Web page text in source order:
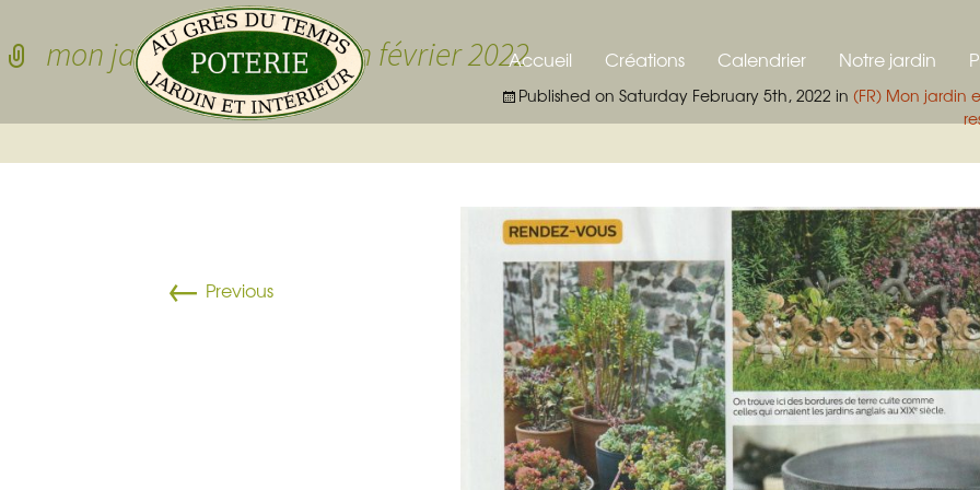
Accueil
Créations
Pots à cactées et à auricules
Pots pour sedums et plantes
Pots pour plantes épiphytes
Mangeoire
Bains d’oiseaux
Piège à limaces
Sphères
Etiquettes
Tondeuse écologique
Calendrier Notre jardin
Les plantes
Les animaux du
mon jardin et ma maison février 2022
Published on Saturday February 5th, 2022 in (FR) Mon jardin
← Previous